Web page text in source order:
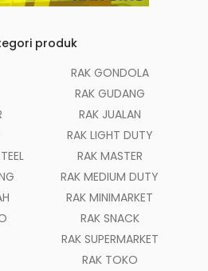
produk
RAK GONDOLA
RAK GUDANG
RAK JUALAN
RAK LIGHT DUTY
RAK MASTER
RAK MEDIUM DUTY
RAK MINIMARKET
RAK SNACK
RAK SUPERMARKET
RAK TOKO